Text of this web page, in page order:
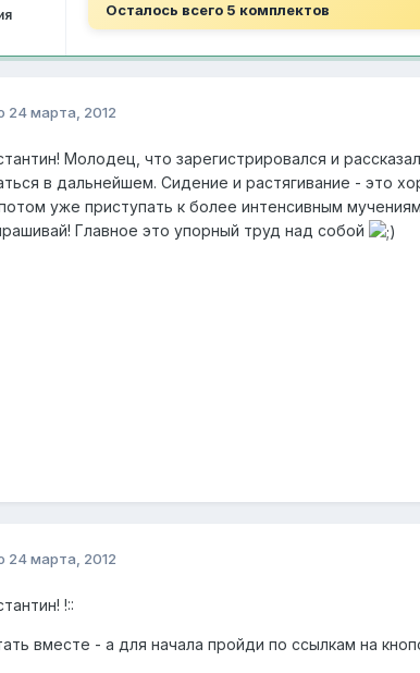
Осталось всего 5 комплектов
24 марта, 2012
Молодец, что зарегистрировался и
в дальнейшем. Сидение и растягивание - это
уже приступать к более интенсивным
Главное это упорный труд над собой
24 марта, 2012
!::
вместе - а для начала пройди по ссылкам на